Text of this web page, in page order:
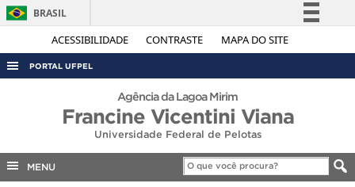
ACESSIBILIDADE CONTRASTE MAPA DO SITE
BRASIL
Simplifique!
Acesso à informação
Legislação
Canais
PORTAL UFPEL
ACESSO À INFORMAÇÃO
AUDITORIA
Agência da Lagoa Mirim
Francine Vicentini Viana
Universidade Federal de Pelotas
MENU